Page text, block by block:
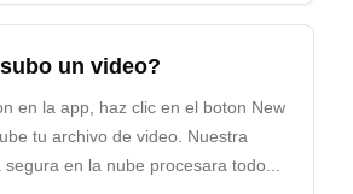
un video?
en la app, haz clic en el boton New
tu archivo de video. Nuestra
en la nube procesara todo...